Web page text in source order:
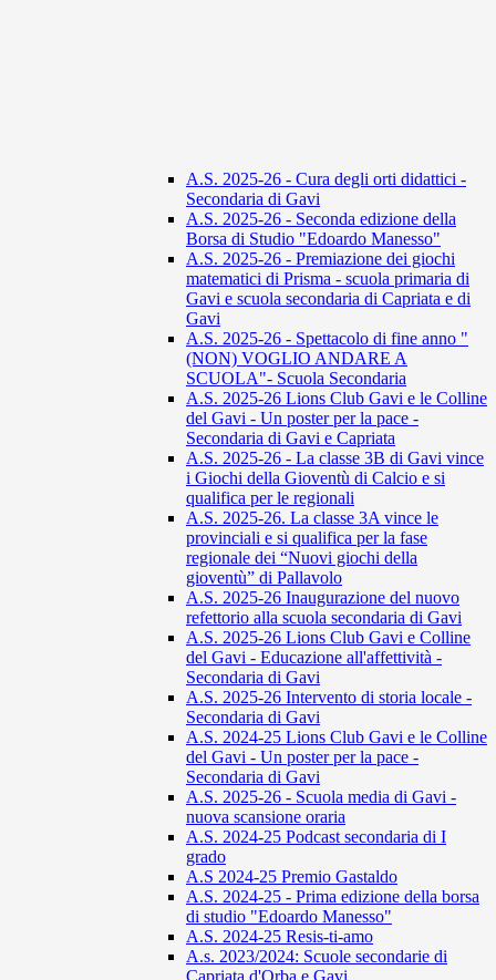
A.S. 2025-26 - Cura degli orti didattici -
Secondaria di Gavi
A.S. 2025-26 - Seconda edizione della
Borsa di Studio "Edoardo Manesso"
A.S. 2025-26 - Premiazione dei giochi
matematici di Prisma - scuola primaria di
Gavi e scuola secondaria di Capriata e di
Gavi
A.S. 2025-26 - Spettacolo di fine anno "
(NON) VOGLIO ANDARE A
SCUOLA"- Scuola Secondaria
A.S. 2025-26 Lions Club Gavi e le Colline
del Gavi - Un poster per la pace -
Secondaria di Gavi e Capriata
A.S. 2025-26 - La classe 3B di Gavi vince
i Giochi della Gioventù di Calcio e si
qualifica per le regionali
A.S. 2025-26. La classe 3A vince le
provinciali e si qualifica per la fase
regionale dei “Nuovi giochi della
gioventù” di Pallavolo
A.S. 2025-26 Inaugurazione del nuovo
refettorio alla scuola secondaria di Gavi
A.S. 2025-26 Lions Club Gavi e Colline
del Gavi - Educazione all'affettività -
Secondaria di Gavi
A.S. 2025-26 Intervento di storia locale -
Secondaria di Gavi
A.S. 2024-25 Lions Club Gavi e le Colline
del Gavi - Un poster per la pace -
Secondaria di Gavi
A.S. 2025-26 - Scuola media di Gavi -
nuova scansione oraria
A.S. 2024-25 Podcast secondaria di I
grado
A.S 2024-25 Premio Gastaldo
A.S. 2024-25 - Prima edizione della borsa
di studio "Edoardo Manesso"
A.S. 2024-25 Resis-ti-amo
A.s. 2023/2024: Scuole secondarie di